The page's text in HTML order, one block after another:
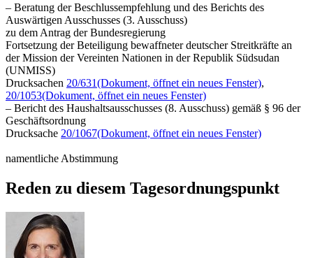
– Beratung der Beschlussempfehlung und des Berichts des
Auswärtigen Ausschusses (3. Ausschuss)
zu dem Antrag der Bundesregierung
Fortsetzung der Beteiligung bewaffneter deutscher Streitkräfte an
der Mission der Vereinten Nationen in der Republik Südsudan
(UNMISS)
Drucksachen 20/631(Dokument, öffnet ein neues Fenster),
20/1053(Dokument, öffnet ein neues Fenster)
– Bericht des Haushaltsausschusses (8. Ausschuss) gemäß § 96 der
Geschäftsordnung
Drucksache 20/1067(Dokument, öffnet ein neues Fenster)
namentliche Abstimmung
Reden zu diesem Tagesordnungspunkt